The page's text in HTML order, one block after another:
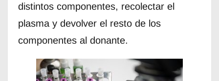
distintos componentes, recolectar el
plasma y devolver el resto de los
componentes al donante.